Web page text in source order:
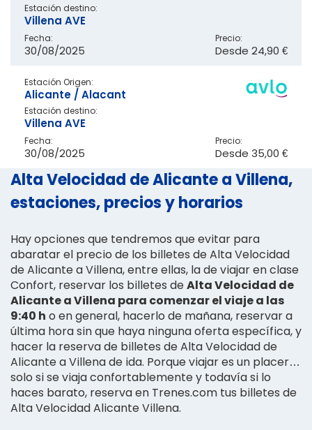
Estación destino:
Villena AVE
Fecha:
30/08/2025
Precio:
Desde 24,90 €
Estación Origen:
Alicante / Alacant
Estación destino:
Villena AVE
Fecha:
30/08/2025
Precio:
Desde 35,00 €
Alta Velocidad de Alicante a Villena,
estaciones, precios y horarios
Hay opciones que tendremos que evitar para
abaratar el precio de los billetes de Alta Velocidad
de Alicante a Villena, entre ellas, la de viajar en clase
Confort, reservar los billetes deAlta Velocidad de
Alicante a Villena para comenzar el viaje a las
9:40 h o en general, hacerlo de mañana, reservar a
última hora sin que haya ninguna oferta específica, y
hacer la reserva de billetes de Alta Velocidad de
Alicante a Villena de ida. Porque viajar es un placer…
solo si se viaja confortablemente y todavía si lo
haces barato, reserva en Trenes.com tus billetes de
Alta Velocidad Alicante Villena.